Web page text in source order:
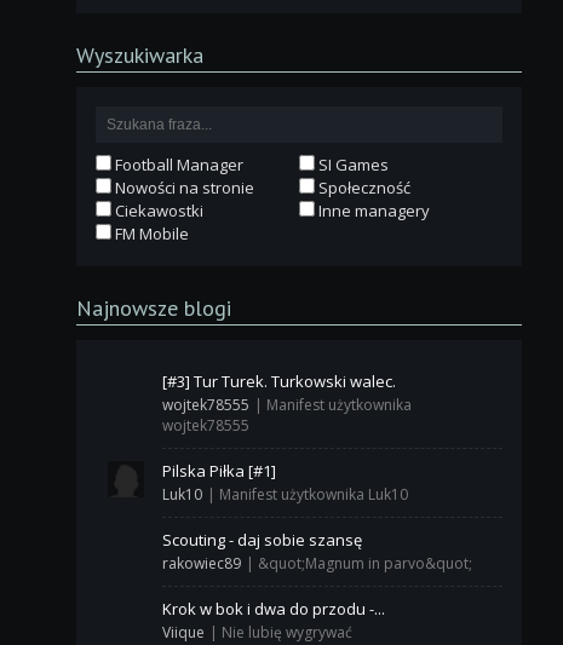
Wyszukiwarka
Football Manager
SI Games
Nowości na stronie
Społeczność
Ciekawostki
Inne managery
FM Mobile
Najnowsze blogi
[#3] Tur Turek. Turkowski walec.
wojtek78555 | Manifest użytkownika
wojtek78555
Pilska Piłka [#1]
Luk10 | Manifest użytkownika Luk10
Scouting - daj sobie szansę
rakowiec89 | &quot;Magnum in parvo&quot;
Krok w bok i dwa do przodu -...
Viique | Nie lubię wygrywać